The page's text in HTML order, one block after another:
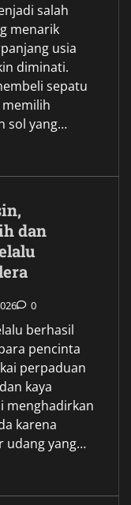
salah
menarik
usia
diminati.
sepatu
sol yang…
dan
0
berhasil
pencinta
perpaduan
kaya
menghadirkan
karena
udang yang…